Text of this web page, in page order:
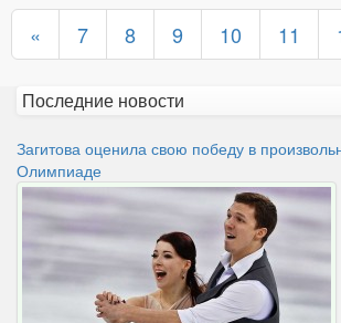
« 7 8 9 10 11
Последние новости
Загитова оценила свою победу в
Олимпиаде